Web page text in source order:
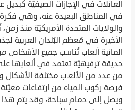
العائلات في الإجازات الصيفيّة
في المناطق البعيدة عنه، وهي
والولايات المتحدة الأمريكيّة منذ
الأخيرة في مُعظم البُلدان العربية
المائية ألعاب تُناسب جميع الأشخاص
حديقة ترفيهيّة تعتمد في ألعابها
من عدد من الألعاب مختلفة الأشكال
فرصة ركوب المياه من ارتفاعات
ويصل إلى حمام سباحة، وقد يتم هذا